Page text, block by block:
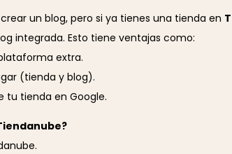
un blog, pero si ya tienes una tienda en
integrada. Esto tiene ventajas como:
extra.
(tienda y blog).
tu tienda en Google.